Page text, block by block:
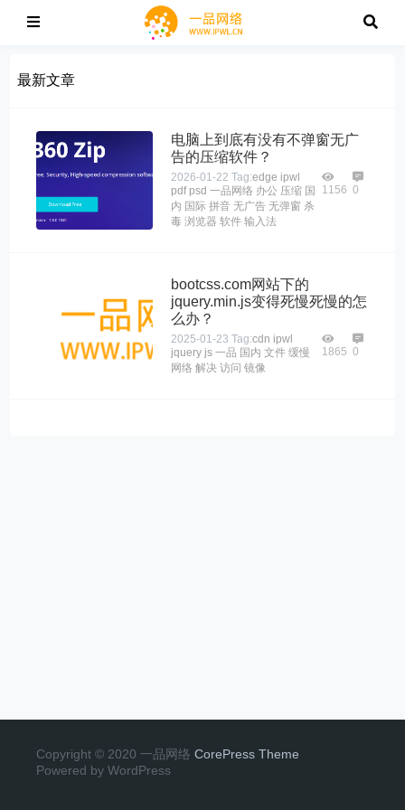
最新文章
电脑上到底有没有不弹窗无广
告的压缩软件？
2026-01-22 Tag:edge ipwl
pdf psd 一品网络 办公 压缩 国
内 国际 拼音 无广告 无弹窗 杀
毒 浏览器 软件 输入法
1156 0
bootcss.com网站下的
jquery.min.js变得死慢死慢的怎
么办？
2025-01-23 Tag:cdn ipwl
jquery js 一品 国内 文件 缓慢
网络 解决 访问 镜像
1865 0
Copyright © 2020 一品网络 CorePress Theme
Powered by WordPress